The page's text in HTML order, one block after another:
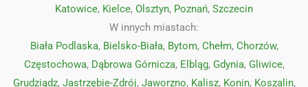
Katowice, Kielce, Olsztyn, Poznań, Szczecin
W innych miastach:
Biała Podlaska, Bielsko-Biała, Bytom, Chełm, Chorzów,
Częstochowa, Dąbrowa Górnicza, Elbląg, Gdynia, Gliwice,
Grudziądz, Jastrzębie-Zdrój, Jaworzno, Kalisz, Konin, Koszalin,